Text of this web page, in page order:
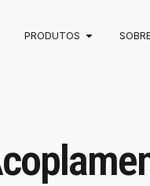
PRODUTOS